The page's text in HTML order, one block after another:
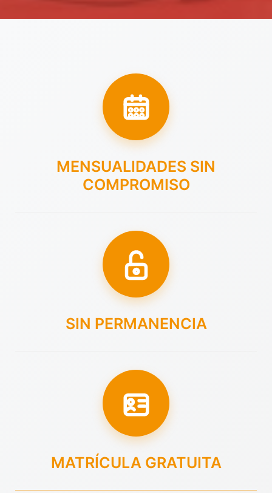
MENSUALIDADES SIN
COMPROMISO
SIN PERMANENCIA
MATRÍCULA GRATUITA